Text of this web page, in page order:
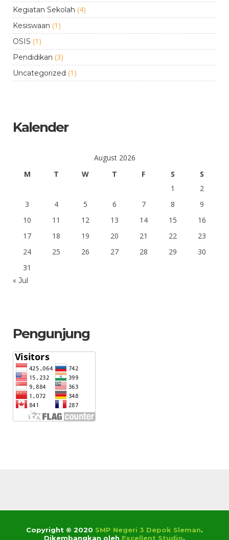
Kegiatan Sekolah (4)
Kesiswaan (1)
OSIS (1)
Pendidikan (3)
Uncategorized (1)
Kalender
August 2026
M
T W T F S
S
1
2
3
4 5 6 7 8
9
10
11 12 13 14 15
16
17
18 19 20 21 22
23
24
25 26 27 28 29
30
31
« Jul
Pengunjung
Copyright © 2020 SMP Negeri 3 Depok Sleman.
Dikembangkan oleh Excellent Studio.